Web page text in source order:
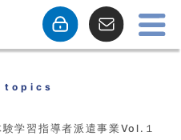
topics
学習指導者派遣事業Vol.１